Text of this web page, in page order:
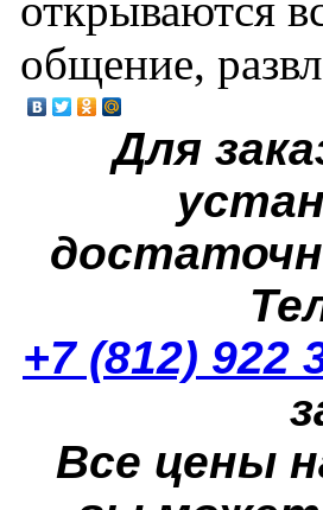
общение,
Для
+7 (812) 922
Все цены